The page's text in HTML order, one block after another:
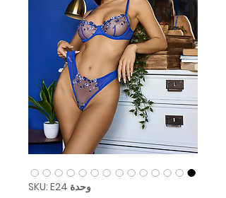
وحدة SKU: E24